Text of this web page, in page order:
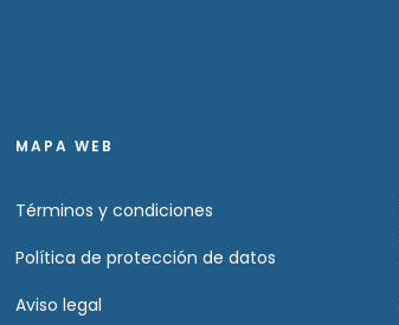
MAPA WEB
Términos y condiciones
Política de protección de datos
Aviso legal